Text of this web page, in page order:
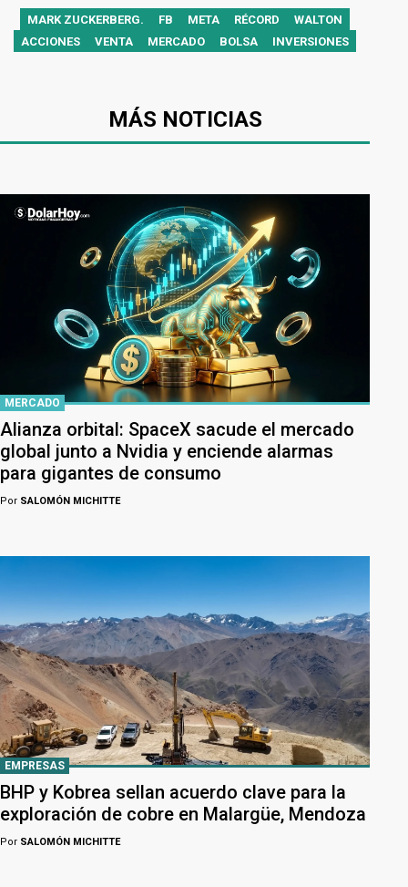
MARK ZUCKERBERG. FB META RÉCORD
WALTON
ACCIONES
VENTA MERCADO BOLSA INVERSIONES
MÁS NOTICIAS
MERCADO
Alianza orbital: SpaceX sacude el mercado
global junto a Nvidia y enciende alarmas
para gigantes de consumo
Por SALOMÓN MICHITTE
EMPRESAS
BHP y Kobrea sellan acuerdo clave para la
exploración de cobre en Malargüe, Mendoza
Por SALOMÓN MICHITTE